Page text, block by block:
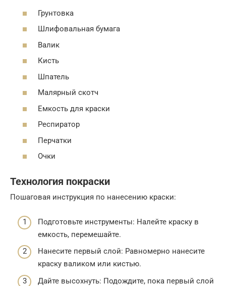
Грунтовка
Шлифовальная бумага
Валик
Кисть
Шпатель
Малярный скотч
Емкость для краски
Респиратор
Перчатки
Очки
Технология покраски
Пошаговая инструкция по нанесению краски:
Подготовьте инструменты: Налейте краску в
емкость, перемешайте.
Нанесите первый слой: Равномерно нанесите
краску валиком или кистью.
Дайте высохнуть: Подождите, пока первый слой